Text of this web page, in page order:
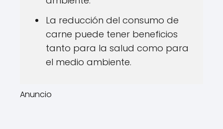
La reducción del consumo de
carne puede tener beneficios
tanto para la salud como para
el medio ambiente.
Anuncio